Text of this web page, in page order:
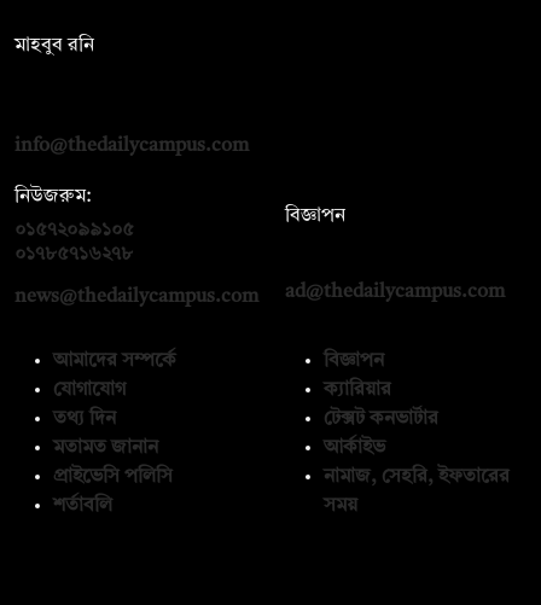
মাহবুব রনি
info@thedailycampus.com
নিউজরুম:
০১৫৭২০৯৯১০৫
০১৭৮৫৭১৬২৭৮
news@thedailycampus.com
বিজ্ঞাপন
ad@thedailycampus.com
আমাদের সম্পর্কে
যোগাযোগ
তথ্য দিন
মতামত জানান
প্রাইভেসি পলিসি
শর্তাবলি
বিজ্ঞাপন
ক্যারিয়ার
টেক্সট কনভার্টার
আর্কাইভ
নামাজ, সেহরি, ইফতারের
সময়